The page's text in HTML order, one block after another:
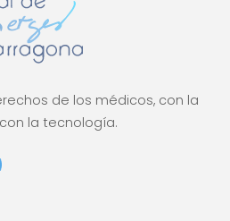
de los médicos, con la
la tecnología.